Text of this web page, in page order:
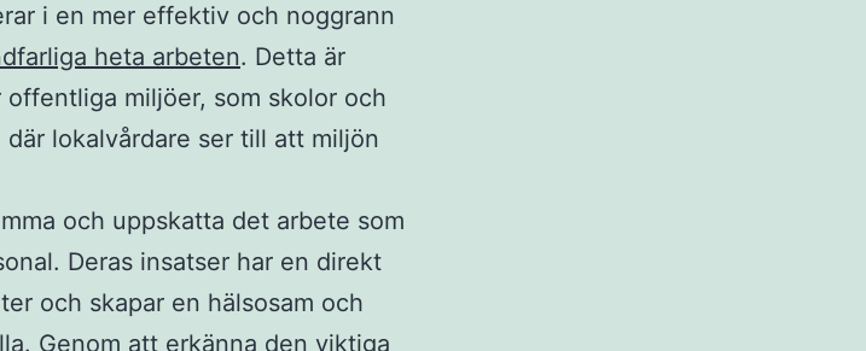
i en mer effektiv och noggrann
heta arbeten. Detta är
miljöer, som skolor och
lokalvårdare ser till att miljön
och uppskatta det arbete som
Deras insatser har en direkt
och skapar en hälsosam och
Genom att erkänna den viktiga